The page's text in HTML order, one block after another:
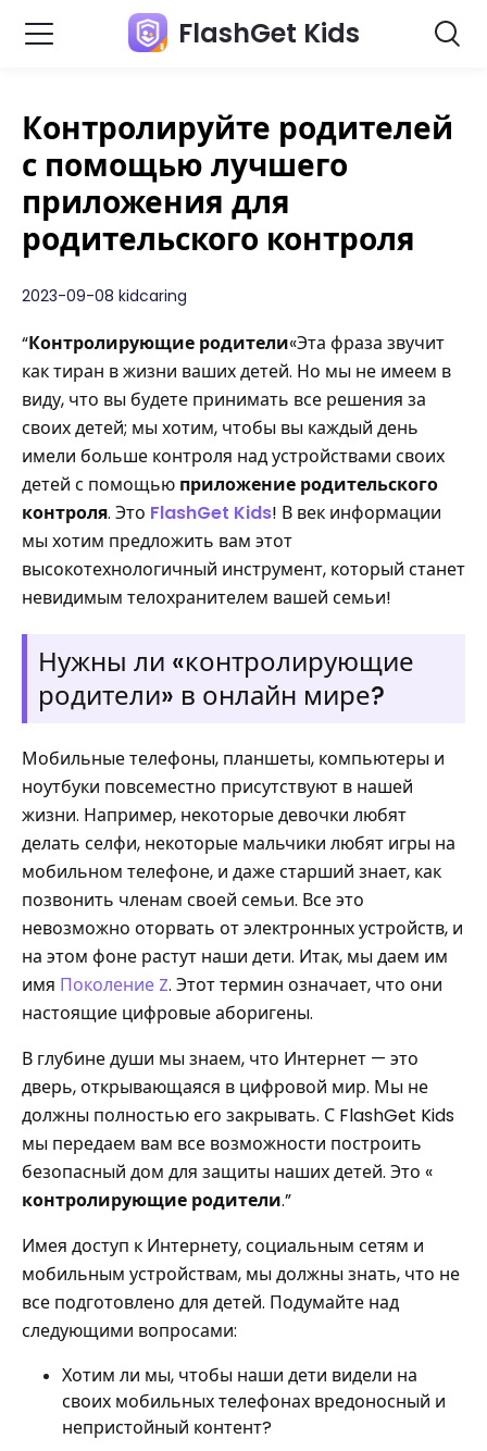
FlashGet Kids
Контролируйте родителей
с помощью лучшего
приложения для
родительского контроля
2023-09-08 kidcaring
“Контролирующие родители«Эта фраза звучит
как тиран в жизни ваших детей. Но мы не имеем в
виду, что вы будете принимать все решения за
своих детей; мы хотим, чтобы вы каждый день
имели больше контроля над устройствами своих
детей с помощью приложение родительского
контроля. Это FlashGet Kids! В век информации
мы хотим предложить вам этот
высокотехнологичный инструмент, который станет
невидимым телохранителем вашей семьи!
Нужны ли «контролирующие
родители» в онлайн мире?
Мобильные телефоны, планшеты, компьютеры и
ноутбуки повсеместно присутствуют в нашей
жизни. Например, некоторые девочки любят
делать селфи, некоторые мальчики любят игры на
мобильном телефоне, и даже старший знает, как
позвонить членам своей семьи. Все это
невозможно оторвать от электронных устройств, и
на этом фоне растут наши дети. Итак, мы даем им
имя Поколение Z. Этот термин означает, что они
настоящие цифровые аборигены.
В глубине души мы знаем, что Интернет — это
дверь, открывающаяся в цифровой мир. Мы не
должны полностью его закрывать. С FlashGet Kids
мы передаем вам все возможности построить
безопасный дом для защиты наших детей. Это «
контролирующие родители.”
Имея доступ к Интернету, социальным сетям и
мобильным устройствам, мы должны знать, что не
все подготовлено для детей. Подумайте над
следующими вопросами:
Хотим ли мы, чтобы наши дети видели на
своих мобильных телефонах вредоносный и
непристойный контент?